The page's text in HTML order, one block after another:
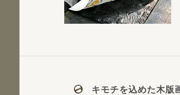
キモチを込めた木版